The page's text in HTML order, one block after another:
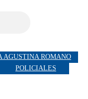
AGUSTINA ROMANO
POLICIALES